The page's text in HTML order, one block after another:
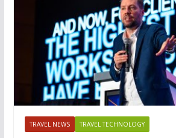
TRAVEL NEWS TRAVEL TECHNOLOGY